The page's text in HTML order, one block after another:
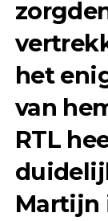
het
van
RTL
Martijn